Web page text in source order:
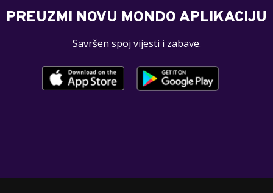
PREUZMI NOVU MONDO APLIKACIJU
Savršen spoj vijesti i zabave.